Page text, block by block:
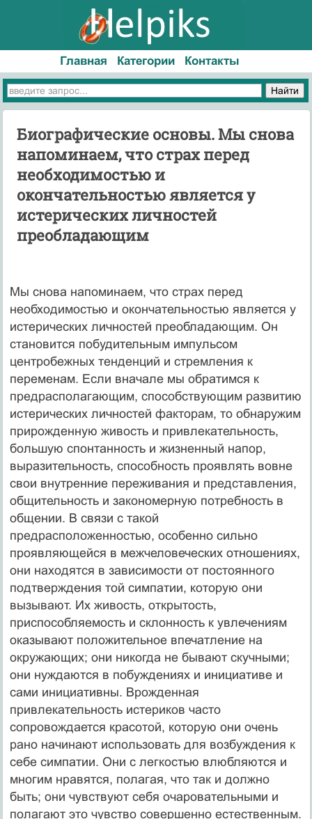
Главная Категории Контакты
Биографические основы. Мы снова
напоминаем, что страх перед
необходимостью и
окончательностью является у
истерических личностей
преобладающим
Мы снова напоминаем, что страх перед
необходимостью и окончательностью является у
истерических личностей преобладающим. Он
становится побудительным импульсом
центробежных тенденций и стремления к
переменам. Если вначале мы обратимся к
предрасполагающим, способствующим развитию
истерических личностей факторам, то обнаружим
прирожденную живость и привлекательность,
большую спонтанность и жизненный напор,
выразительность, способность проявлять вовне
свои внутренние переживания и представления,
общительность и закономерную потребность в
общении. В связи с такой
предрасположенностью, особенно сильно
проявляющейся в межчеловеческих отношениях,
они находятся в зависимости от постоянного
подтверждения той симпатии, которую они
вызывают. Их живость, открытость,
приспособляемость и склонность к увлечениям
оказывают положительное впечатление на
окружающих; они никогда не бывают скучными;
они нуждаются в побуждениях и инициативе и
сами инициативны. Врожденная
привлекательность истериков часто
сопровождается красотой, которую они очень
рано начинают использовать для возбуждения к
себе симпатии. Они с легкостью влюбляются и
многим нравятся, полагая, что так и должно
быть; они чувствуют себя очаровательными и
полагают это чувство совершенно естественным.